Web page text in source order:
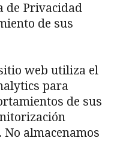
de Privacidad
de sus
web utiliza el
para
de sus
No almacenamos